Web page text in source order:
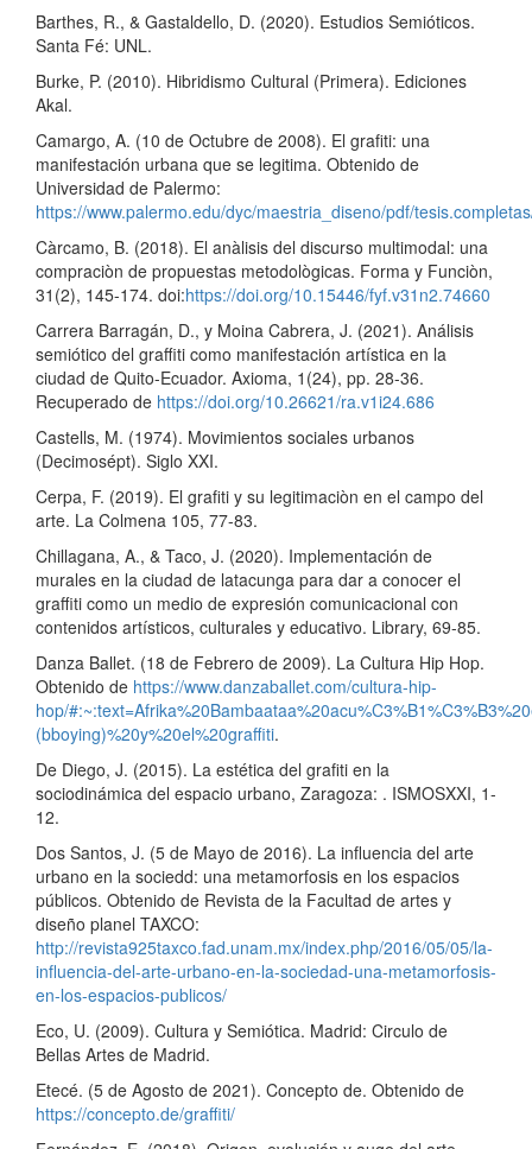
Barthes, R., & Gastaldello, D. (2020). Estudios Semióticos.
Santa Fé: UNL.
Burke, P. (2010). Hibridismo Cultural (Primera). Ediciones
Akal.
Camargo, A. (10 de Octubre de 2008). El grafiti: una
manifestación urbana que se legitima. Obtenido de
Universidad de Palermo:
https://www.palermo.edu/dyc/maestria_diseno/pdf/
Càrcamo, B. (2018). El anàlisis del discurso multimodal: una
compraciòn de propuestas metodològicas. Forma y Funciòn,
31(2), 145-174. doi:https://doi.org/10.15446/fyf.v31n2.74660
Carrera Barragán, D., y Moina Cabrera, J. (2021). Análisis
semiótico del graffiti como manifestación artística en la
ciudad de Quito-Ecuador. Axioma, 1(24), pp. 28-36.
Recuperado de https://doi.org/10.26621/ra.v1i24.686
Castells, M. (1974). Movimientos sociales urbanos
(Decimosépt). Siglo XXI.
Cerpa, F. (2019). El grafiti y su legitimaciòn en el campo del
arte. La Colmena 105, 77-83.
Chillagana, A., & Taco, J. (2020). Implementación de
murales en la ciudad de latacunga para dar a conocer el
graffiti como un medio de expresión comunicacional con
contenidos artísticos, culturales y educativo. Library, 69-85.
Danza Ballet. (18 de Febrero de 2009). La Cultura Hip Hop.
Obtenido de https://www.danzaballet.com/cultura-hip-
hop/
(bboying)%20y%20el%20graffiti.
De Diego, J. (2015). La estética del grafiti en la
sociodinámica del espacio urbano, Zaragoza: . ISMOSXXI, 1-
12.
Dos Santos, J. (5 de Mayo de 2016). La influencia del arte
urbano en la sociedd: una metamorfosis en los espacios
públicos. Obtenido de Revista de la Facultad de artes y
diseño planel TAXCO:
http://revista925taxco.fad.unam.mx/index.php/2016/05/05/la-
influencia-del-arte-urbano-en-la-sociedad-una-metamorfosis-
en-los-espacios-publicos/
Eco, U. (2009). Cultura y Semiótica. Madrid: Circulo de
Bellas Artes de Madrid.
Etecé. (5 de Agosto de 2021). Concepto de. Obtenido de
https://concepto.de/graffiti/